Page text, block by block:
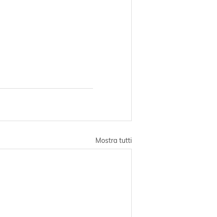
Mostra tutti